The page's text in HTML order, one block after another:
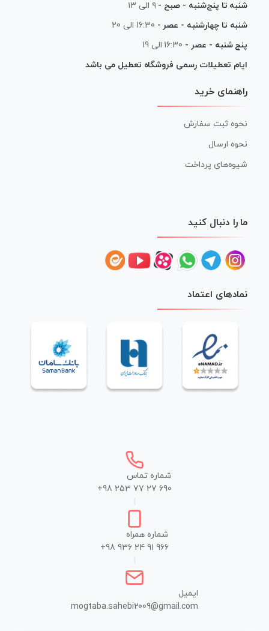
شنبه تا پنج‌شنبه - صبح - ۹ الی ۱۳
شنبه تا چهارشنبه - عصر - 16:30 الی 20
پنج شنبه - عصر - 16:30 الی 19
ایام تعطیلات رسمی فروشگاه تعطیل می باشد
راهنمای خرید
نحوه ثبت سفارش
نحوه ارسال
شیوه‌های پرداخت
ما را دنبال کنید
نمادهای اعتماد
شماره تماس
+98 253 77 27 690
شماره همراه
+98 936 24 91 966
ایمیل
mogtaba.sahebi2009@gmail.com